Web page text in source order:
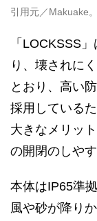
引用元／Makuake。
「LOCKSSS
り、壊されに
とおり、高い
採用している
大きなメリッ
の開閉のしや
本体はIP65準
風や砂が降り